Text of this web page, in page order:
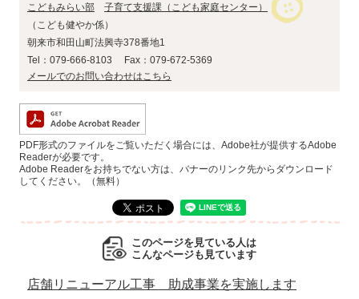
こどもみらい部
子育て支援課（こども家庭センター）
こども健やか係
朝来市和田山町法興寺378番地1
Tel：079-666-8103
Fax：079-672-5369
メールでのお問い合わせはこちら
PDF形式のファイルをご覧いただく場合には、Adobe社が提供するAdobe
Readerが必要です。
Adobe Readerをお持ちでない方は、バナーのリンク先からダウンロード
してください。（無料）
このページを見ている人は
こんなページも見ています
店舗リニューアル工事 助成事業を実施します